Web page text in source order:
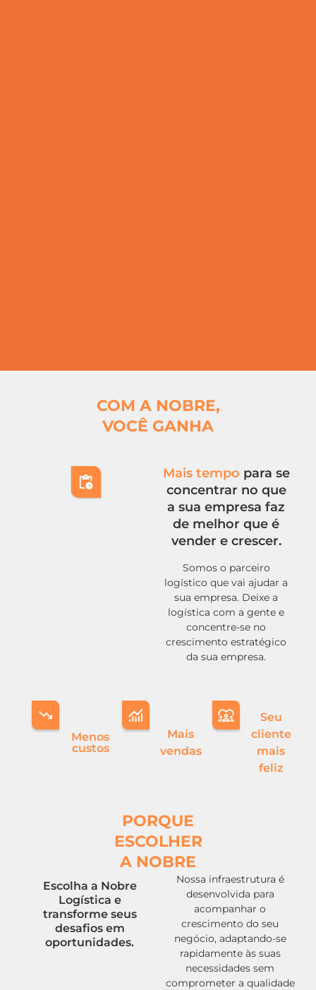
COM A NOBRE,
VOCÊ GANHA
Mais tempo para se
concentrar no que
a sua empresa faz
de melhor que é
vender e crescer.
Somos o parceiro
logístico que vai ajudar a
sua empresa. Deixe a
logística com a gente e
concentre-se no
crescimento estratégico
da sua empresa.
Menos
custos
Mais
vendas
Seu
cliente
mais
feliz
PORQUE
ESCOLHER
A NOBRE
Escolha a Nobre
Logística e
transforme seus
desafios em
oportunidades.
Nossa infraestrutura é
desenvolvida para
acompanhar o
crescimento do seu
negócio, adaptando-se
rapidamente às suas
necessidades sem
comprometer a qualidade